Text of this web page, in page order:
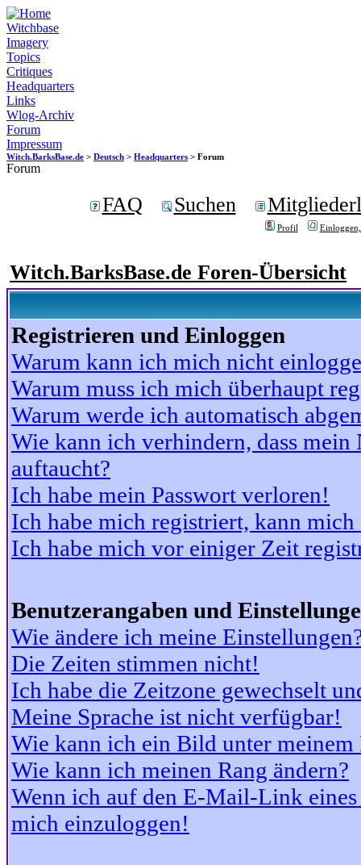
Witchbase
Imagery
Topics
Critiques
Headquarters
Links
Wlog-Archiv
Forum
Impressum
Witch.BarksBase.de > Deutsch > Headquarters > Forum
Forum
FAQ Suchen
Profil
Witch.BarksBase.de Foren-Übersicht
Registrieren und Einloggen
Warum kann ich mich nicht
Warum muss ich mich überhaupt
Warum werde ich automatisch
Wie kann ich verhindern, dass
auftaucht?
Ich habe mein Passwort verloren!
Ich habe mich registriert, kann
Ich habe mich vor einiger Zeit
Benutzerangaben und
Wie ändere ich meine
Die Zeiten stimmen nicht!
Ich habe die Zeitzone gewechselt
Meine Sprache ist nicht verfügbar!
Wie kann ich ein Bild unter meinem
Wie kann ich meinen Rang ändern?
Wenn ich auf den E-Mail-Link
mich einzuloggen!